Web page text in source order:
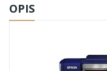
OPIS